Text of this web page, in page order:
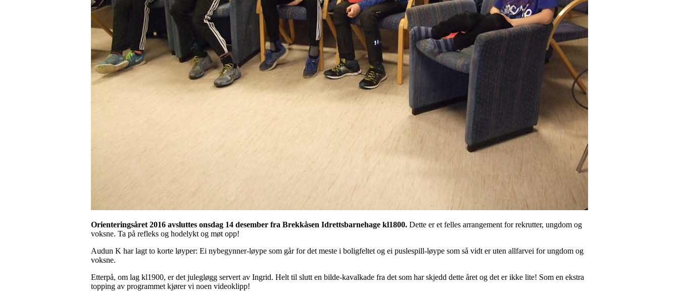
Orienteringsåret 2016 avsluttes onsdag 14 desember fra Brekkåsen Idrettsbarnehage kl1800. Dette er et felles arrangement for rekrutter, ungdom og
voksne. Ta på refleks og hodelykt og møt opp!
Audun K har lagt to korte løyper: Ei nybegynner-løype som går for det meste i boligfeltet og ei puslespill-løype som så vidt er uten allfarvei for ungdom og
voksne.
Etterpå, om lag kl1900, er det julegløgg servert av Ingrid. Helt til slutt en bilde-kavalkade fra det som har skjedd dette året og det er ikke lite! Som en ekstra
topping av programmet kjører vi noen videoklipp!